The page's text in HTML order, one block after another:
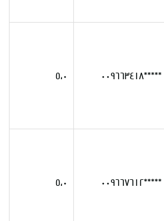
*****٠٠٩٦٦٣٤١٨
٥،٠
*****٠٠٩٦٦٧٦١٢
٥،٠